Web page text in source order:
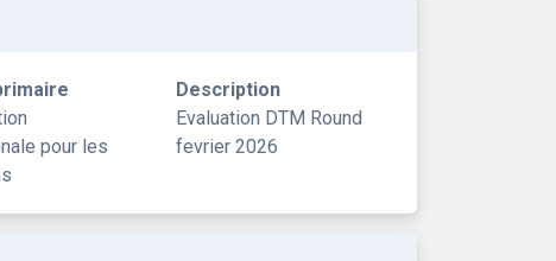
pour les
Description
Evaluation DTM Round
fevrier 2026